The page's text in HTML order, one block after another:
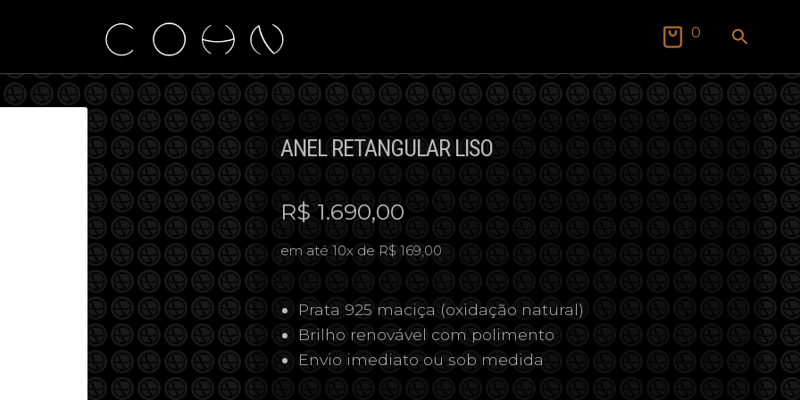
0
ANEL RETANGULAR LISO
R$ 1.690,00
em até 10x de R$ 169,00
Prata 925 maciça (oxidação natural)
Brilho renovável com polimento
Envio imediato ou sob medida